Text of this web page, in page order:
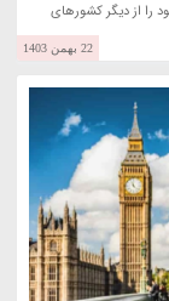
را از دیگر کشورهای
22 بهمن 1403